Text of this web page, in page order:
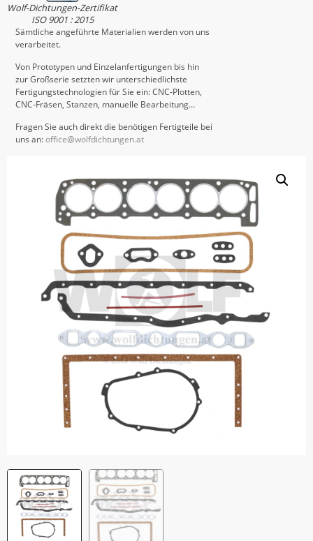
Wolf-Dichtungen-Zertifikat
ISO 9001 : 2015
Sämtliche angeführte Materialien werden von uns
verarbeitet.
Von Prototypen und Einzelanfertigungen bis hin
zur Großserie setzten wir unterschiedlichste
Fertigungstechnologien für Sie ein: CNC-Plotten,
CNC-Fräsen, Stanzen, manuelle Bearbeitung…
Fragen Sie auch direkt die benötigen Fertigteile bei
uns an:office@wolfdichtungen.at